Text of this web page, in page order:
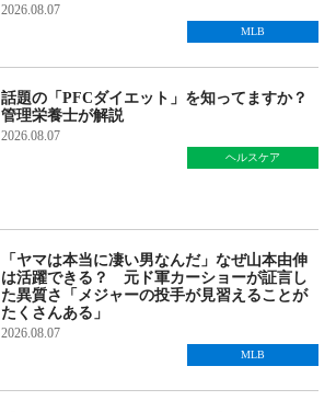
2026.08.07
MLB
話題の「PFCダイエット」を知ってますか？
管理栄養士が解説
2026.08.07
ヘルスケア
「ヤマは本当に凄い男なんだ」なぜ山本由伸
は活躍できる？ 元ド軍カーショーが証言し
た異質さ「メジャーの投手が見習えることが
たくさんある」
2026.08.07
MLB